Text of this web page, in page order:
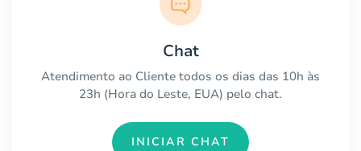
Chat
Atendimento ao Cliente todos os dias das 10h às
23h (Hora do Leste, EUA) pelo chat.
INICIAR CHAT